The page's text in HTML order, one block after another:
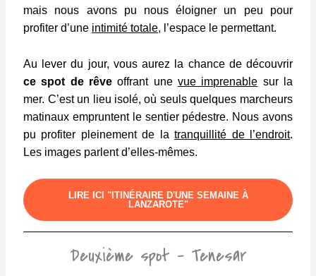
mais nous avons pu nous éloigner un peu pour
profiter d’une intimité totale, l’espace le permettant.
Au lever du jour, vous aurez la chance de découvrir
ce spot de rêve offrant une vue imprenable sur la
mer. C’est un lieu isolé, où seuls quelques marcheurs
matinaux empruntent le sentier pédestre. Nous avons
pu profiter pleinement de latranquillité de l’endroit.
Les images parlent d’elles-mêmes.
LIRE ICI "ITINÉRAIRE D'UNE SEMAINE À
LANZAROTE"
Deuxième spot - Tenesar